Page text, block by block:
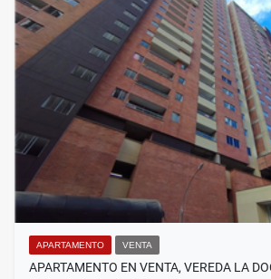
APARTAMENTO VENTA
APARTAMENTO EN VENTA, VEREDA LA